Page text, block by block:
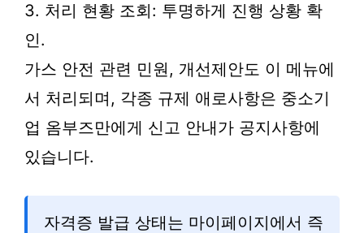
3. 처리 현황 조회: 투명하게 진행 상황 확
인.
가스 안전 관련 민원, 개선제안도 이 메뉴에
서 처리되며, 각종 규제 애로사항은 중소기
업 옴부즈만에게 신고 안내가 공지사항에
있습니다.
자격증 발급 상태는 마이페이지에서 즉